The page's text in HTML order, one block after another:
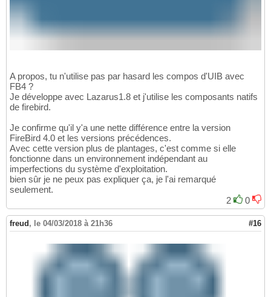
A propos, tu n'utilise pas par hasard les compos d'UIB avec
FB4 ?
Je développe avec Lazarus1.8 et j'utilise les composants natifs
de firebird.
Je confirme qu'il y'a une nette différence entre la version
FireBird 4.0 et les versions précédences.
Avec cette version plus de plantages, c'est comme si elle
fonctionne dans un environnement indépendant au
imperfections du système d'exploitation.
bien sûr je ne peux pas expliquer ça, je l'ai remarqué
seulement.
2
0
freud, le 04/03/2018 à 21h36 #16